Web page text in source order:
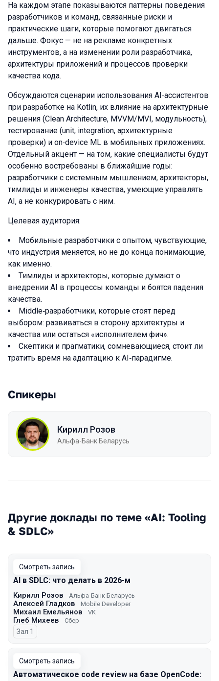
На каждом этапе показываются паттерны поведения
разработчиков и команд, связанные риски и
практические шаги, которые помогают двигаться
дальше. Фокус — не на рекламе конкретных
инструментов, а на изменении роли разработчика,
архитектуры приложений и процессов проверки
качества кода.
Обсуждаются сценарии использования AI‑ассистентов
при разработке на Kotlin, их влияние на архитектурные
решения (Clean Architecture, MVVM/MVI, модульность),
тестирование (unit, integration, архитектурные
проверки) и on‑device ML в мобильных приложениях.
Отдельный акцент — на том, какие специалисты будут
особенно востребованы в ближайшие годы:
разработчики с системным мышлением, архитекторы,
тимлиды и инженеры качества, умеющие управлять
AI, а не конкурировать с ним.
Целевая аудитория:
Мобильные разработчики с опытом, чувствующие,
что индустрия меняется, но не до конца понимающие,
как именно.
Тимлиды и архитекторы, которые думают о
внедрении AI в процессы команды и боятся падения
качества.
Middle‑разработчики, которые стоят перед
выбором: развиваться в сторону архитектуры и
качества или остаться «исполнителем фич».
Скептики и прагматики, сомневающиеся, стоит ли
тратить время на адаптацию к AI‑парадигме.
Спикеры
Кирилл Розов
Альфа-Банк Беларусь
Другие доклады по теме «AI: Tooling
& SDLC»
Смотреть запись
AI в SDLC: что делать в 2026-м
Кирилл Розов Альфа-Банк Беларусь
Алексей Гладков Mobile Developer
Михаил Емельянов VK
Глеб Михеев Сбер
Зал 1
Смотреть запись
Автоматическое code review на базе OpenCode: